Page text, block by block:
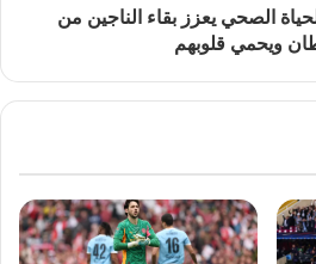
الصحي يعزز بقاء الناجين من
ويحمي قلوبهم